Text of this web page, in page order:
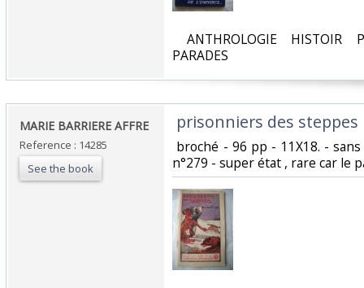
ANTHROLOGIE HISTOIR
PARADES‎
‎MARIE BARRIERE AFFRE‎
Reference : 14285
See the book
‎ prisonniers des steppes ‎
broché - 96 pp - 11X18. -
n°279 - super état , rare car le